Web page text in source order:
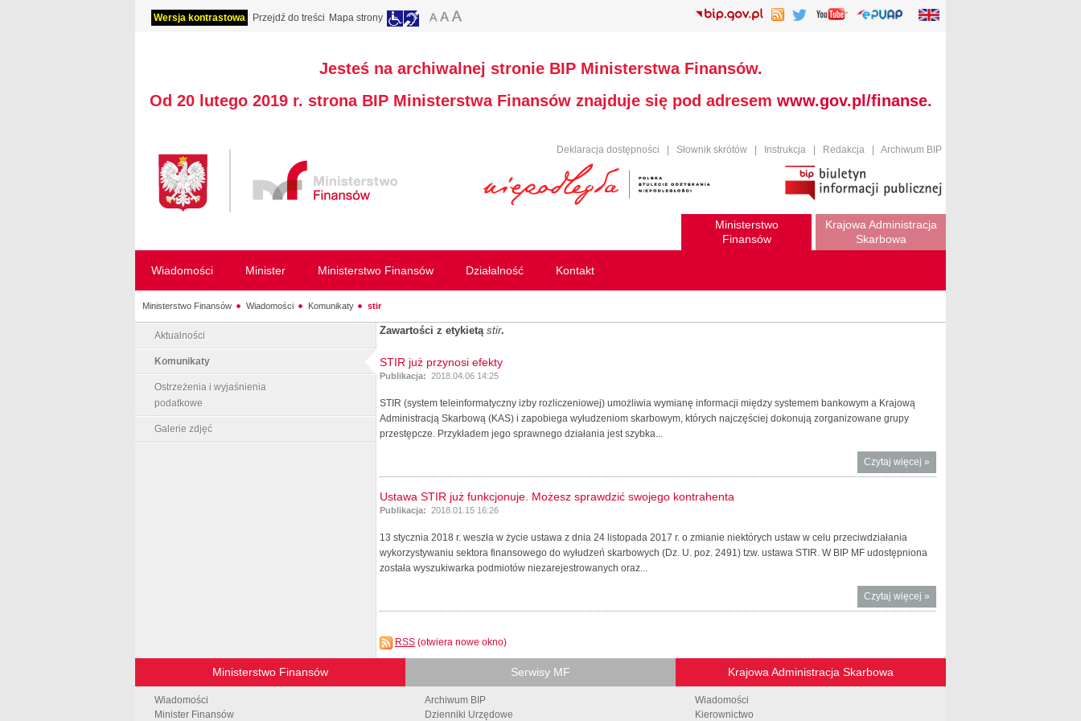
Wersja kontrastowa Przejdź do treści Mapa strony
Jesteś na archiwalnej stronie BIP Ministerstwa Finansów.
Od 20 lutego 2019 r. strona BIP Ministerstwa Finansów znajduje się pod adresem www.gov.pl/finanse.
Deklaracja dostępności Słownik skrótów Instrukcja Redakcja Archiwum BIP
Ministerstwo
Finansów
Krajowa Administracja
Skarbowa
Wiadomości Minister Ministerstwo Finansów Działalność Kontakt
Ministerstwo Finansów Wiadomości Komunikaty stir
Aktualności
Komunikaty
Ostrzeżenia i wyjaśnienia
podatkowe
Galerie zdjęć
Zawartości z etykietą stir.
STIR już przynosi efekty
Publikacja: 2018.04.06 14:25
STIR (system teleinformatyczny izby rozliczeniowej) umożliwia wymianę informacji między systemem bankowym a Krajową
Administracją Skarbową (KAS) i zapobiega wyłudzeniom skarbowym, których najczęściej dokonują zorganizowane grupy
przestępcze. Przykładem jego sprawnego działania jest szybka...
Czytaj więcej o STIR
już
»
Ustawa STIR już funkcjonuje. Możesz sprawdzić swojego kontrahenta
Publikacja: 2018.01.15 16:26
13 stycznia 2018 r. weszła w życie ustawa z dnia 24 listopada 2017 r. o zmianie niektórych ustaw w celu przeciwdziałania
wykorzystywaniu sektora finansowego do wyłudzeń skarbowych (Dz. U. poz. 2491) tzw. ustawa STIR. W BIP MF udostępniona
została wyszukiwarka podmiotów niezarejestrowanych oraz...
Czytaj więcej o Ustawa
STIR już
sprawdzić
kontrahenta
»
RSS (otwiera nowe okno)
Ministerstwo Finansów
Wiadomości
Minister Finansów
Serwisy MF
Archiwum BIP
Dzienniki Urzędowe
Krajowa Administracja Skarbowa
Wiadomości
Kierownictwo